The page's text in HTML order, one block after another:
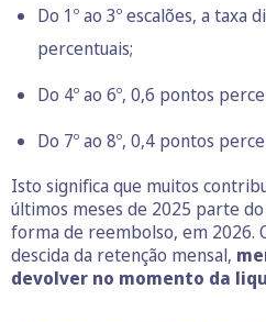
Do 1º ao 3º escalões, a taxa
percentuais;
Do 4º ao 6º, 0,6 pontos
Do 7º ao 8º, 0,4 pontos
Isto significa que muitos
últimos meses de 2025 parte
forma de reembolso, em 2026.
descida da retenção mensal,
devolver no momento da